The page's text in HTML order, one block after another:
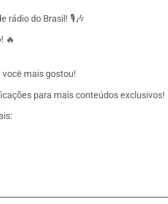
rádio do Brasil! 🎙️🎶
🔥
mais gostou!
para mais conteúdos exclusivos!